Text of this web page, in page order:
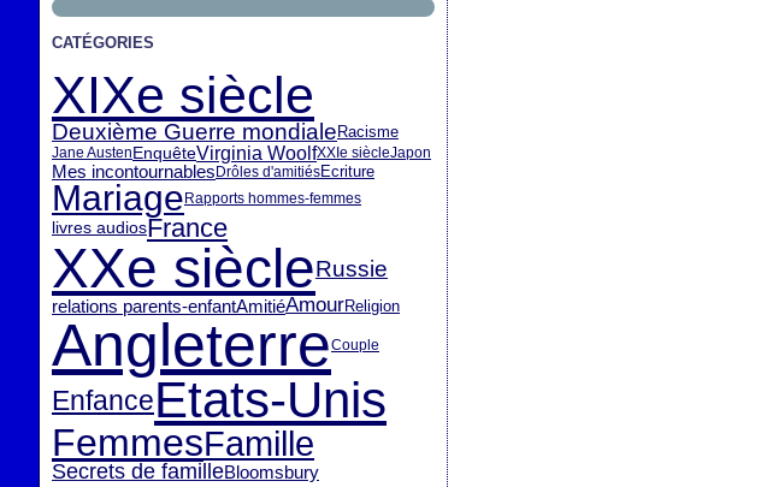
CATÉGORIES
XIXe siècle
Deuxième Guerre mondiale Racisme
Jane AustenEnquêteVirginia WoolfXXIe siècleJapon
Mes incontournablesDrôles d'amitiésEcriture
MariageRapports hommes-femmes
livres audiosFrance
XXe siècleRussie
relations parents-enfantAmitiéAmourReligion
AngleterreCouple
EnfanceEtats-Unis
FemmesFamille
Secrets de familleBloomsbury